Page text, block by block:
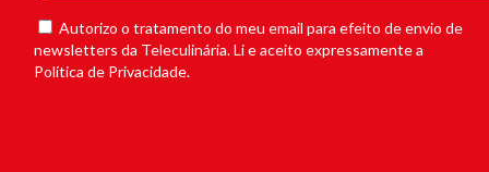
Autorizo o tratamento do meu email para efeito de envio de
newsletters da Teleculinária. Li e aceito expressamente a
Política de Privacidade.